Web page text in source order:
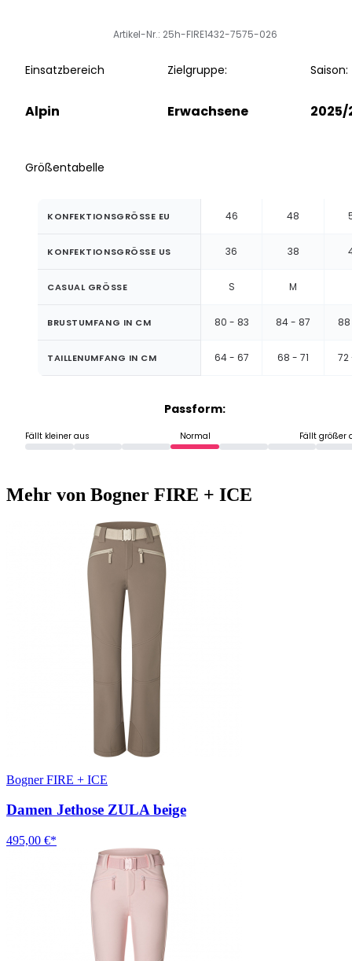
Artikel-Nr.: 25h-FIRE1432-7575-026
Einsatzbereich
Alpin
Zielgruppe:
Erwachsene
Saison:
2025/
Größentabelle
KONFEKTIONSGRÖSSE EU 46 48
KONFEKTIONSGRÖSSE US 36 38
CASUAL GRÖSSE S M
BRUSTUMFANG IN CM 80 - 83 84 - 87
TAILLENUMFANG IN CM 64 - 67 68 - 71 72
Passform:
Fällt kleiner aus Normal Fällt größer
Mehr von Bogner FIRE + ICE
Bogner FIRE + ICE
Damen Jethose ZULA beige
495,00 €*